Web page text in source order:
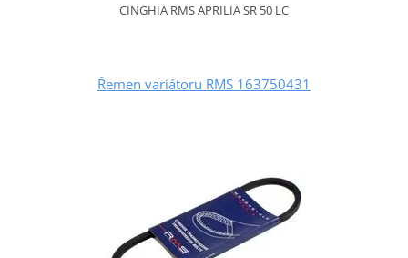
CINGHIA RMS APRILIA SR 50 LC
Řemen variátoru RMS 163750431